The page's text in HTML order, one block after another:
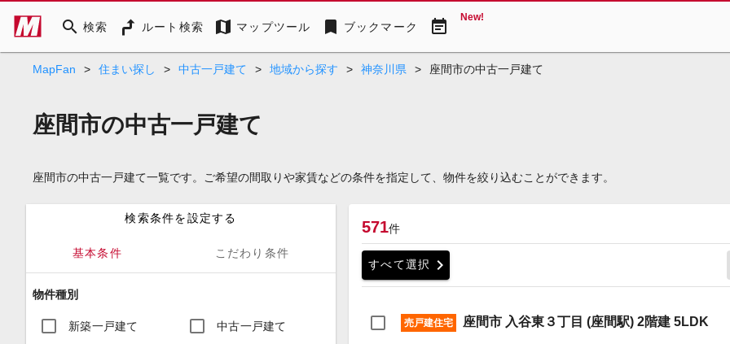
search 検索 ルート検索 map マップツール bookmark ブックマーク event_note New!
MapFan > 住まい探し > 中古一戸建て > 地域から探す > 神奈川県 > 座間市の中古一戸建て
座間市の中古一戸建て
座間市の中古一戸建て一覧です。ご希望の間取りや家賃などの条件を指定して、物件を絞り込むことができます。
検索条件を設定する
基本条件 こだわり条件
物件種別
新築一戸建て 中古一戸建て
571件
すべて選択 chevron_right
売戸建住宅 座間市 入谷東３丁目 (座間駅) 2階建 5LDK